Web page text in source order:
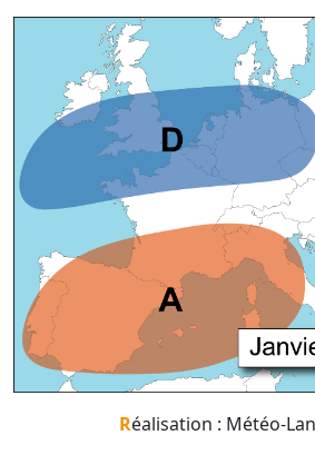
Réalisation : Météo-